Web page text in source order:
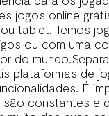
jogos online
tablet. Temos
ou com uma
do
plataformas de
É
constantes e